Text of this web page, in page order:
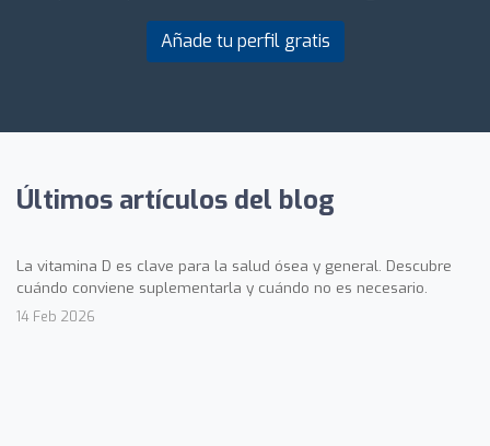
Añade tu perfil gratis
Últimos artículos del blog
La vitamina D es clave para la salud ósea y general. Descubre
cuándo conviene suplementarla y cuándo no es necesario.
14 Feb 2026